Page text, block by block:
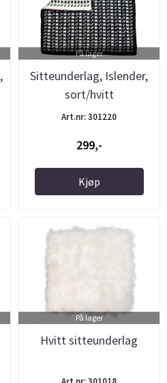
På lager
Sitteunderlag, Islender,
sort/hvitt
Art.nr: 301220
299,-
Kjøp
På lager
Hvitt sitteunderlag
Art.nr: 301018